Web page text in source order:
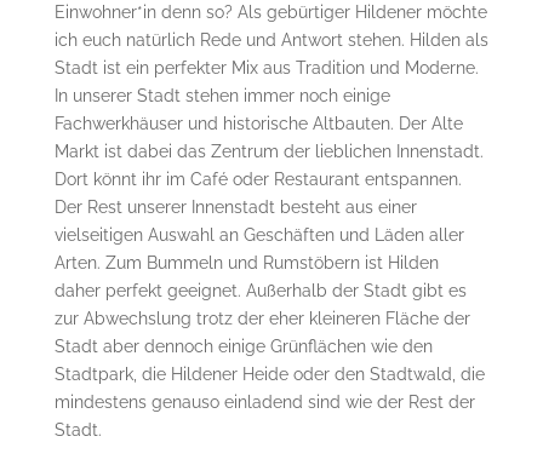
Einwohner*in denn so? Als gebürtiger Hildener möchte
ich euch natürlich Rede und Antwort stehen. Hilden als
Stadt ist ein perfekter Mix aus Tradition und Moderne.
In unserer Stadt stehen immer noch einige
Fachwerkhäuser und historische Altbauten. Der Alte
Markt ist dabei das Zentrum der lieblichen Innenstadt.
Dort könnt ihr im Café oder Restaurant entspannen.
Der Rest unserer Innenstadt besteht aus einer
vielseitigen Auswahl an Geschäften und Läden aller
Arten. Zum Bummeln und Rumstöbern ist Hilden
daher perfekt geeignet. Außerhalb der Stadt gibt es
zur Abwechslung trotz der eher kleineren Fläche der
Stadt aber dennoch einige Grünflächen wie den
Stadtpark, die Hildener Heide oder den Stadtwald, die
mindestens genauso einladend sind wie der Rest der
Stadt.